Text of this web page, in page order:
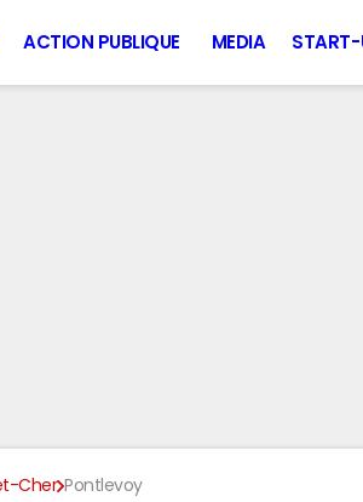
ACTION PUBLIQUE MEDIA START-
Cher Pontlevoy